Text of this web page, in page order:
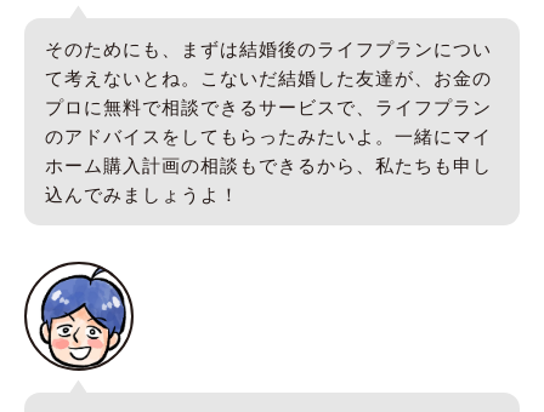
そのためにも、まずは結婚後のライフプランについ
て考えないとね。こないだ結婚した友達が、お金の
プロに無料で相談できるサービスで、ライフプラン
のアドバイスをしてもらったみたいよ。一緒にマイ
ホーム購入計画の相談もできるから、私たちも申し
込んでみましょうよ！